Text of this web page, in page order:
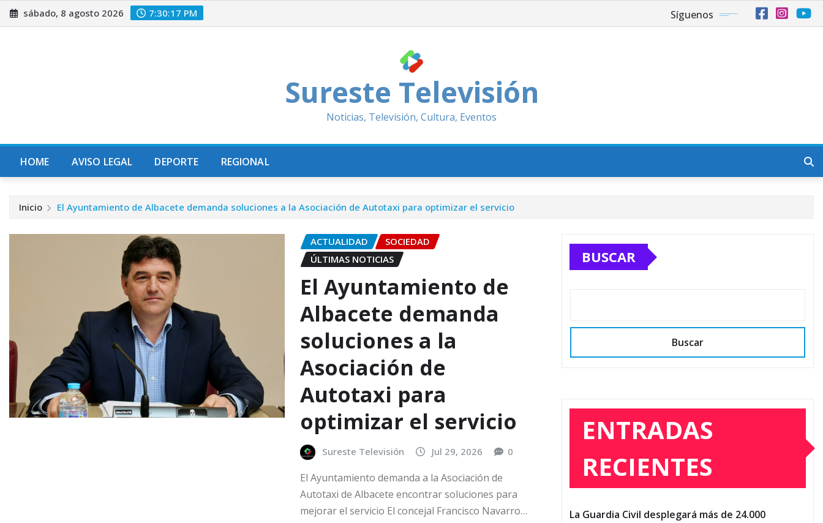
Saltar
al
sábado, 8 agosto 2026 7:30:18 PM Síguenos
Sureste Televisión
Noticias, Televisión, Cultura, Eventos
HOME AVISO LEGAL DEPORTE REGIONAL
Inicio El Ayuntamiento de Albacete demanda soluciones a la Asociación de Autotaxi para optimizar el servicio
ACTUALIDAD
SOCIEDAD
ÚLTIMAS NOTICIAS
El Ayuntamiento de
Albacete demanda
soluciones a la
Asociación de
Autotaxi para
optimizar el servicio
Sureste Televisión Jul 29, 2026 0
El Ayuntamiento demanda a la Asociación de
Autotaxi de Albacete encontrar soluciones para
mejorar el servicio El concejal Francisco Navarro…
BUSCAR
Buscar
ENTRADAS
RECIENTES
La Guardia Civil desplegará más de 24.000